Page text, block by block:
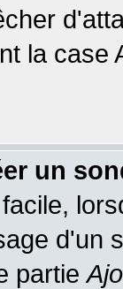
la
un
d'un
partie